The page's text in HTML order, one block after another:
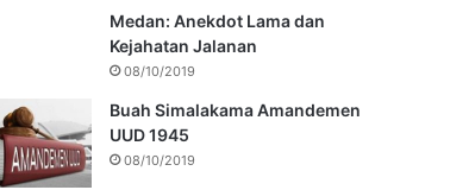
Medan: Anekdot Lama dan
Kejahatan Jalanan
08/10/2019
Buah Simalakama Amandemen
UUD 1945
08/10/2019